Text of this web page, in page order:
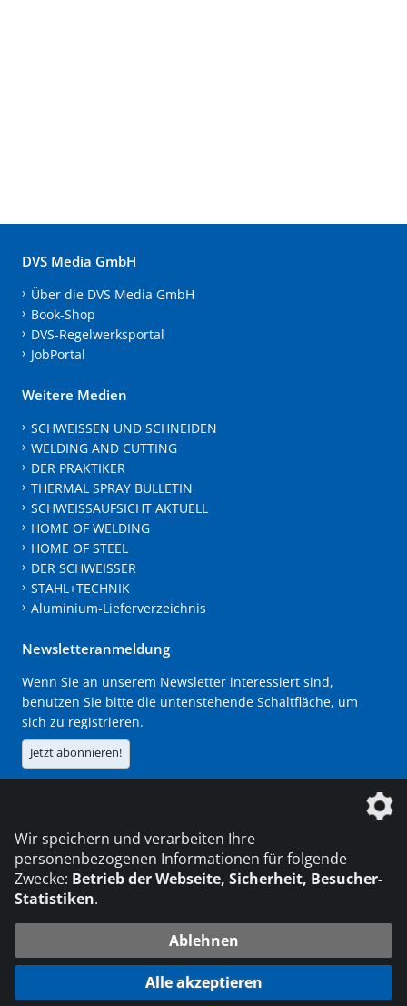
DVS Media GmbH
Über die DVS Media GmbH
Book-Shop
DVS-Regelwerksportal
JobPortal
Weitere Medien
SCHWEISSEN UND SCHNEIDEN
WELDING AND CUTTING
DER PRAKTIKER
THERMAL SPRAY BULLETIN
SCHWEISSAUFSICHT AKTUELL
HOME OF WELDING
HOME OF STEEL
DER SCHWEISSER
STAHL+TECHNIK
Aluminium-Lieferverzeichnis
Newsletteranmeldung
Wenn Sie an unserem Newsletter interessiert sind,
benutzen Sie bitte die untenstehende Schaltfläche, um
sich zu registrieren.
Jetzt abonnieren!
Die DVS Media GmbH ist ein Unternehmen der
© 2026 DVS Media GmbH
Datenschutzeinstellungen
Wir speichern und verarbeiten Ihre
personenbezogenen Informationen für folgende
Zwecke: Betrieb der Webseite, Sicherheit, Besucher-
Statistiken.
Ablehnen
Alle akzeptieren